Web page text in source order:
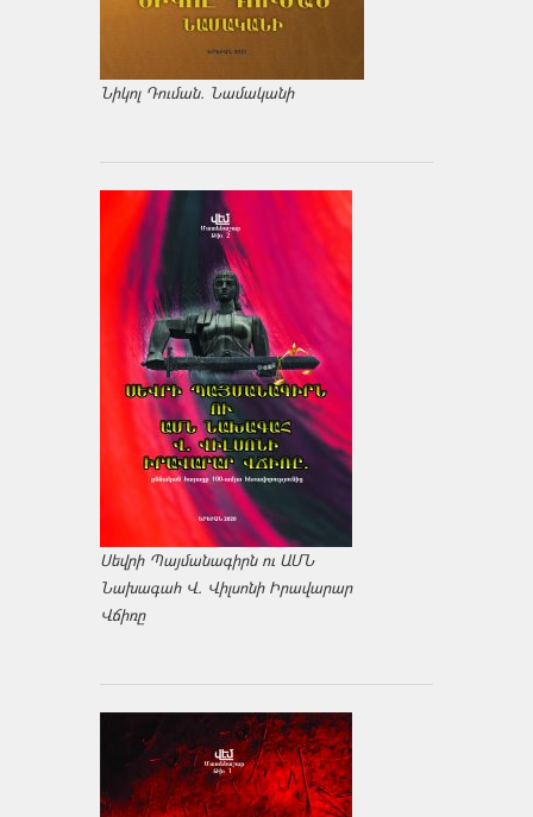
Նիկոլ Դուման. Նամականի
Սեվրի Պայմանագիրն ու ԱՄՆ
Նախագահ Վ. Վիլսոնի Իրավարար
Վճիռը